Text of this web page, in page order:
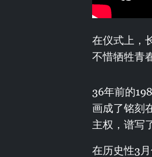
在仪式上，
不惜牺牲青
36年前的
画成了铭刻
主权，谱写
在历史性3